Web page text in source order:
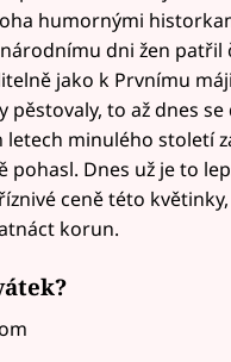
humornými
dni žen patřil
jako k Prvnímu
pěstovaly, to až dnes se
letech minulého století
pohasl. Dnes už je to
ceně této květinky,
korun.